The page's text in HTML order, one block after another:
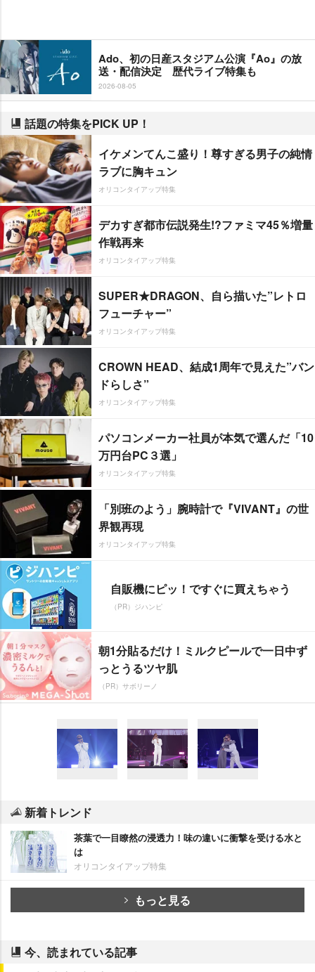
Ado、初の日産スタジアム公演『Ao』の放
送・配信決定 歴代ライブ特集も
2026-08-05
話題の特集をPICK UP！
イケメンてんこ盛り！尊すぎる男子の純情
ラブに胸キュン
オリコンタイアップ特集
デカすぎ都市伝説発生!?ファミマ45％増量
作戦再来
オリコンタイアップ特集
SUPER★DRAGON、自ら描いた”レトロ
フューチャー”
オリコンタイアップ特集
CROWN HEAD、結成1周年で見えた”バン
ドらしさ”
オリコンタイアップ特集
パソコンメーカー社員が本気で選んだ「10
万円台PC３選」
オリコンタイアップ特集
「別班のよう」腕時計で『VIVANT』の世
界観再現
オリコンタイアップ特集
自販機にピッ！ですぐに買えちゃう
（PR）ジハンピ
朝1分貼るだけ！ミルクピールで一日中ず
っとうるツヤ肌
（PR）サボリーノ
新着トレンド
茶葉で一目瞭然の浸透力！味の違いに衝撃を受ける水と
は
オリコンタイアップ特集
もっと見る
今、読まれている記事